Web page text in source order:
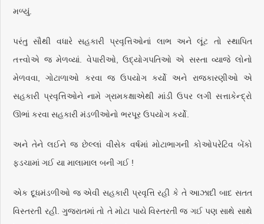
મળ્યું.
પરંતુ સૌથી વધારે સહકારી પ્રવૃત્તિઓનાં લાભ અને લૂંટ તો સ્થાપિત
તત્ત્વોએ જ મેળવ્યાં. વેપારીઓ, ઉદ્યોગપતિઓ એ સસ્તા વ્યાજે લોનો
મેળવવા, ગોટાળાઓ કરવા જ ઉપયોગ કર્યો અને રાજકારણીઓ એ
સહકારી પ્રવૃત્તિઓને નામે ગ્રામકક્ષાએથી માંડી ઉપર લગી સત્તાકેન્દ્રો
ઊભાં કરવા સહકારી મંડળીઓનો ભરપૂર ઉપયોગ કર્યો.
અને તેને લઈને જ છેલ્લાં વીસેક વર્ષમાં મોટાભાગની કોઓપરેટિવ બેંકો
ફડચામાં ગઈ યા માલામાલ બની ગઈ !
એક દૂધમંડળીઓ જ એવી સહકારી પ્રવૃત્તિ રહી કે તે આઝાદી બાદ સતત
વિસ્તરતી રહી. ગુજરાતમાં તો તે મોટા પાયે વિસ્તરતી જ ગઈ પણ સાથે સાથે